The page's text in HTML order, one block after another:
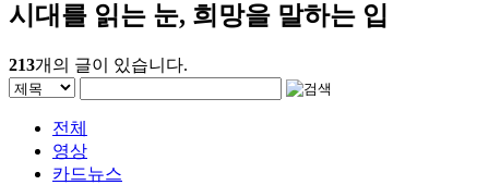
시대를 읽는 눈, 희망을 말하는 입
213개의 글이 있습니다.
전체
영상
카드뉴스